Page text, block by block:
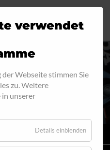
verwendet
Webseite stimmen Sie
zu. Weitere
unserer
Details einblenden